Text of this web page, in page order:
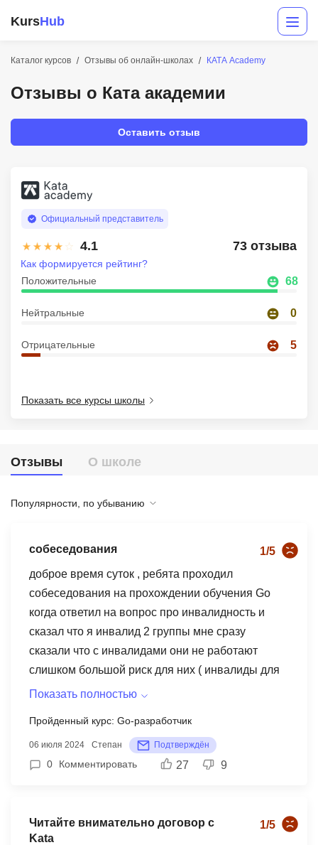
KursHub
Каталог курсов Отзывы об онлайн-школах КАТА Academy
Отзывы о Ката академии
Оставить отзыв
Официальный представитель
4.1 73 отзыва
Положительные 68
Нейтральные 0
Отрицательные 5
Как формируется рейтинг?
Показать все курсы школы
Отзывы О школе
Популярности, по убыванию
собеседования
1/5
доброе время суток , ребята проходил
собеседования на прохождении обучения Go
когда ответил на вопрос про инвалидность и
сказал что я инвалид 2 группы мне сразу
сказали что с инвалидами они не работают
слишком большой риск для них ( инвалиды для
них слишком большой риск и нас инвалидов не
про ущербность, спросили чувствую я себя
ущербный , кошмар. да и еще есть запись
разговора !!
Показать полностью
Пройденный курс: Go-разработчик
06 июля 2024 Степан Подтверждён
0 Комментировать 27 9
Читайте внимательно договор с
Kata
1/5
Разработка
Маркетинг
Дизайн
Аналитика
Менеджмент
ДПО
Рейтинг онлайн-школ